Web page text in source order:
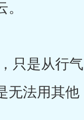
只是从行气
无法用其他